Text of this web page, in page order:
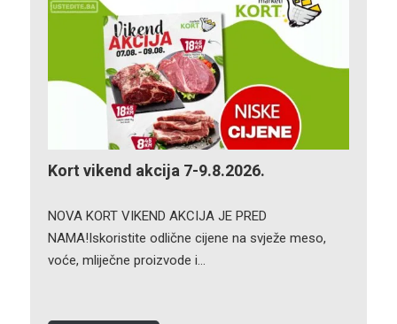
Kort vikend akcija 7-9.8.2026.
NOVA KORT VIKEND AKCIJA JE PRED
NAMA!Iskoristite odlične cijene na svježe meso,
voće, mliječne proizvode i…